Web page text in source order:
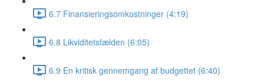
6.7 Finansieringsomkostninger (4:19)
6.8 Likviditetsfælden (6:05)
6.9 En kritisk gennemgang af budgettet (6:40)